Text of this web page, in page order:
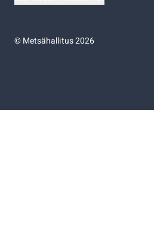
©Metsähallitus 2026